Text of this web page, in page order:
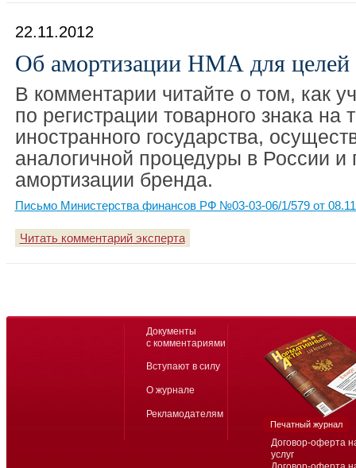
22.11.2012
Об амортизации НМА для целей
В комментарии читайте о том, как
по регистрации товарного знака на
иностранного государства,
аналогичной процедуры в России и
амортизации бренда.
Письмо Министерства финансов РФ №03-03-06/1/579 от
Читать комментарий эксперта
Договор-оферта
услуг
Документы
с комментариями
Вступают в силу
О журнале
Рекламодателям
Печатный журнал